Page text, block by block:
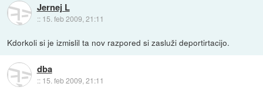
Jernej L
:: 15. feb 2009, 21:11
Kdorkoli si je izmislil ta nov razpored si zasluži deportirtacijo.
dba
:: 15. feb 2009, 21:11